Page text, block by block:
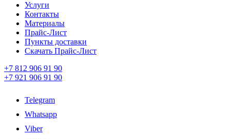
Услуги
Контакты
Материалы
Прайс-Лист
Пункты доставки
Скачать Прайс-Лист
+7 812 906 91 90
+7 921 906 91 90
Telegram
Whatsapp
Viber